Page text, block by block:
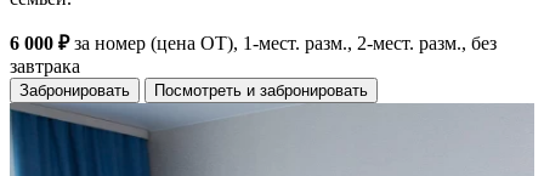
6 000 ₽за номер (цена ОТ), 1-мест. разм., 2-мест. разм., без
завтрака
Забронировать Посмотреть и забронировать